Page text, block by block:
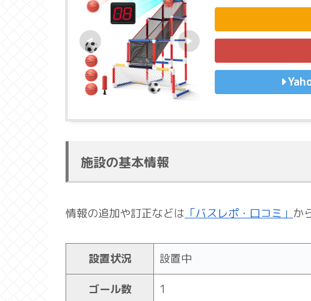
施設の基本情報
情報の追加や訂正などは 「バスレポ・口コミ」 か
設置状況 設置中
ゴール数 1